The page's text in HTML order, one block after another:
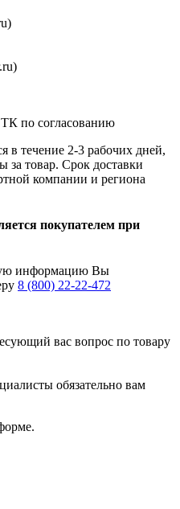
по согласованию
в течение 2-3 рабочих дней,
за товар. Срок доставки
компании и региона
покупателем при
информацию Вы
8 (800) 22-22-472
вас вопрос по товару
обязательно вам